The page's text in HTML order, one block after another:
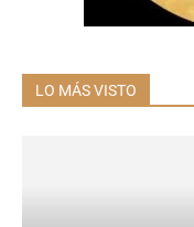
LO MÁS VISTO